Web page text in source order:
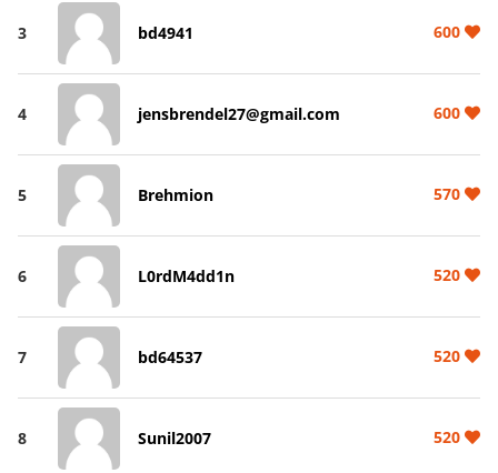
3 bd4941 600
4 jensbrendel27@gmail.com 600
5 Brehmion 570
6 L0rdM4dd1n 520
7 bd64537 520
8 Sunil2007 520